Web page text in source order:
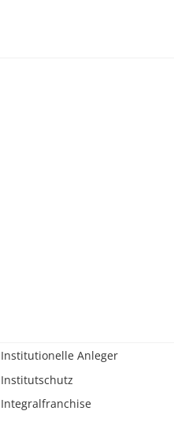
Institutionelle Anleger
Institutschutz
Integralfranchise